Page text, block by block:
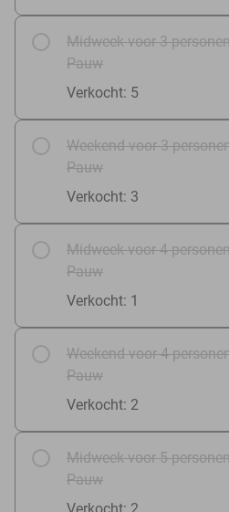
Midweek voor 3
Pauw
Verkocht: 5
Weekend voor 3
Pauw
Verkocht: 3
Midweek voor 4
Pauw
Verkocht: 1
Weekend voor 4
Pauw
Verkocht: 2
Midweek voor 5
Pauw